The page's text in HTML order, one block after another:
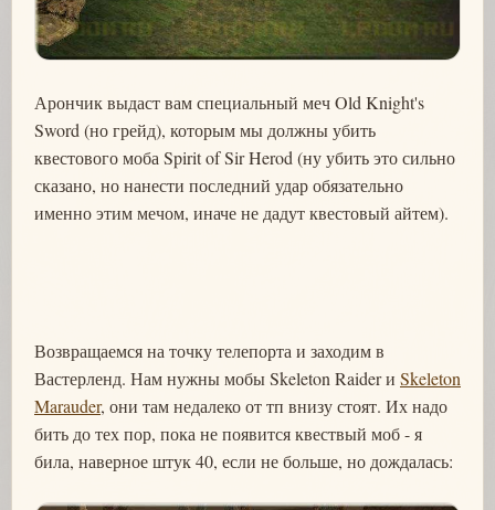
Арончик выдаст вам специальный меч Old Knight's
Sword (но грейд), которым мы должны убить
квестового моба Spirit of Sir Herod (ну убить это сильно
сказано, но нанести последний удар обязательно
именно этим мечом, иначе не дадут квестовый айтем).
Возвращаемся на точку телепорта и заходим в
Вастерленд. Нам нужны мобы Skeleton Raider и Skeleton
Marauder, они там недалеко от тп внизу стоят. Их надо
бить до тех пор, пока не появится квествый моб - я
била, наверное штук 40, если не больше, но дождалась: